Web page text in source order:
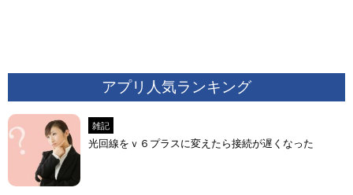
アプリ人気ランキング
雑記
光回線をｖ６プラスに変えたら接続が遅くなった